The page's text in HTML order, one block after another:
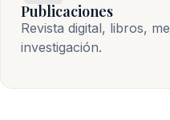
Publicaciones
Revista digital, libros,
investigación.